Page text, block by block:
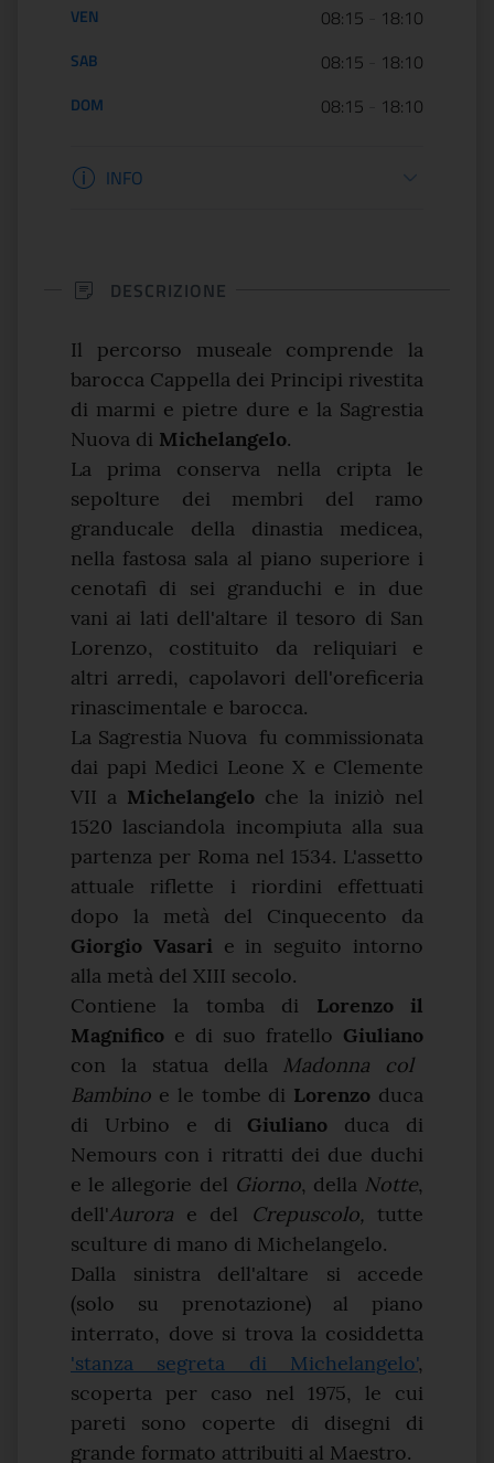
VEN 08:15 18:10
SAB 08:15 18:10
DOM 08:15 18:10
Informazioni biglietteria
INFO
DESCRIZIONE
Il percorso museale comprende la
barocca Cappella dei Principi rivestita
di marmi e pietre dure e la Sagrestia
Nuova di Michelangelo.
La prima conserva nella cripta le
sepolture dei membri del ramo
granducale della dinastia medicea,
nella fastosa sala al piano superiore i
cenotafi di sei granduchi e in due
vani ai lati dell'altare il tesoro di San
Lorenzo, costituito da reliquiari e
altri arredi, capolavori dell'oreficeria
rinascimentale e barocca.
La Sagrestia Nuova fu commissionata
dai papi Medici Leone X e Clemente
VII a Michelangelo che la iniziò nel
1520 lasciandola incompiuta alla sua
partenza per Roma nel 1534. L'assetto
attuale riflette i riordini effettuati
dopo la metà del Cinquecento da
Giorgio Vasari e in seguito intorno
alla metà del XIII secolo.
Contiene la tomba di Lorenzo il
Magnifico e di suo fratello Giuliano
con la statua della Madonna col
Bambino e le tombe di Lorenzo duca
di Urbino e di Giuliano duca di
Nemours con i ritratti dei due duchi
e le allegorie del Giorno, della Notte,
dell'Aurora e del Crepuscolo, tutte
sculture di mano di Michelangelo.
Dalla sinistra dell'altare si accede
(solo su prenotazione) al piano
interrato, dove si trova la cosiddetta
'stanza segreta di Michelangelo',
scoperta per caso nel 1975, le cui
pareti sono coperte di disegni di
grande formato attribuiti al Maestro.